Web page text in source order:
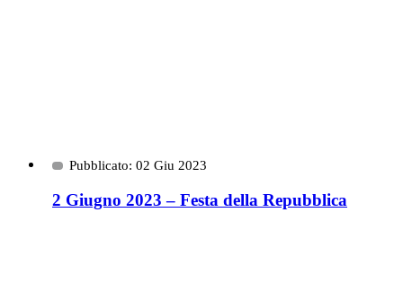
Pubblicato: 02 Giu 2023
2 Giugno 2023 – Festa della Repubblica